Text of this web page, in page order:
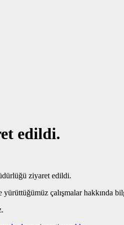
edildi.
ziyaret edildi.
çalışmalar hakkında